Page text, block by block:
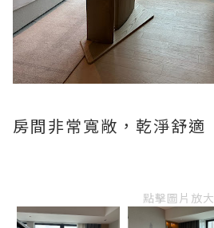
房間非常寬敞，乾淨舒適
點擊圖片放大